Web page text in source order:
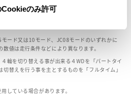
Cookieのみ許可
ード又は10モード、JC08モードのいずれかに
値は走行条件などにより異なります。
輪を切り替える事が出来る４WDを「パートタイ
替えを行う事を主とするものを「フルタイム」
している場合があります。